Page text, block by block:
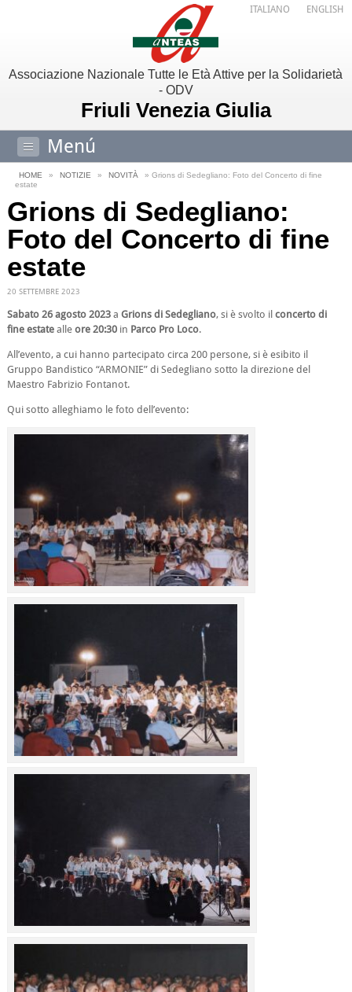
Associazione Nazionale Tutte le Età Attive per la Solidarietà
- ODV
Friuli Venezia Giulia
Menú
ITALIANO ENGLISH
HOME » NOTIZIE » NOVITÀ
» Grions di Sedegliano: Foto del Concerto di fine
estate
Grions di Sedegliano:
Foto del Concerto di fine
estate
20 SETTEMBRE 2023
Sabato 26 agosto 2023a Grions di Sedegliano, si è svolto il concerto di
fine estatealleore 20:30 in Parco Pro Loco.
All’evento, a cui hanno partecipato circa 200 persone, si è esibito il
Gruppo Bandistico “ARMONIE” di Sedegliano sotto la direzione del
Maestro Fabrizio Fontanot.
Qui sotto alleghiamo le foto dell’evento: